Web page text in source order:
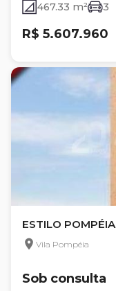
467.33 m² 3
R$ 5.607.960
ESTILO POMPÉIA
Vila Pompéia
Sob consulta